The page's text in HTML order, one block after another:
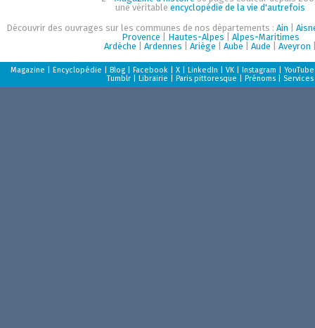
une véritableencyclopédie de la vie d'autrefois
Découvrir des ouvrages sur les communes de nos départements :Ain |
Provence
Hautes-Alpes
Alpes-Maritimes
Ardèche |Ardennes |Ariège |Aube |Aude |Aveyron
Magazine |Encyclopédie |Blog |Facebook |X |LinkedIn |VK |Instagram |YouTube
Tumblr |Librairie |Paris pittoresque |Prénoms Services